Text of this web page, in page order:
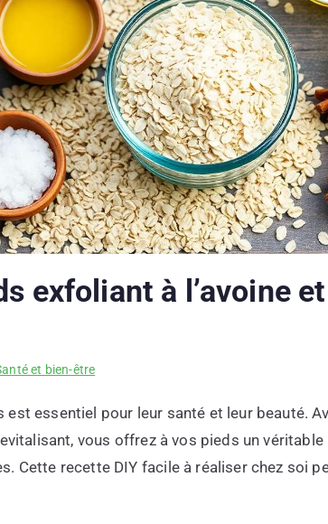
exfoliant à l’avoine
et bien-être
est essentiel pour leur santé et leur beauté.
vous offrez à vos pieds un
Cette recette DIY facile à réaliser chez soi